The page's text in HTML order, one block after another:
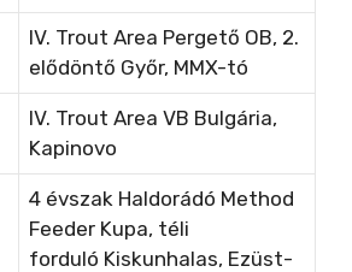
IV. Trout Area Pergető OB, 2.
elődöntő Győr, MMX-tó
IV. Trout Area VB Bulgária,
Kapinovo
4 évszak Haldorádó Method
Feeder Kupa, téli
forduló Kiskunhalas, Ezüst-